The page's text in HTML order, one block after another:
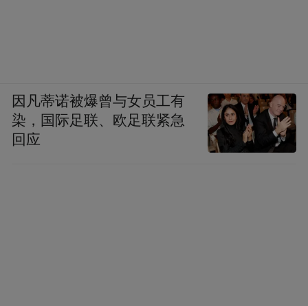
因凡蒂诺被爆曾与女员工有
染，国际足联、欧足联紧急
回应